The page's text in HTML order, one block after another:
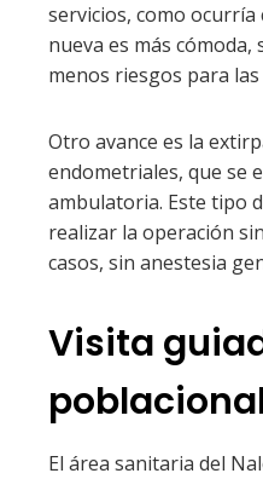
servicios, como
nueva es más
menos riesgos para
Otro avance es la
endometriales, que se
ambulatoria. Este tipo
realizar la operación
casos, sin anestesia
Visita
El área sanitaria del